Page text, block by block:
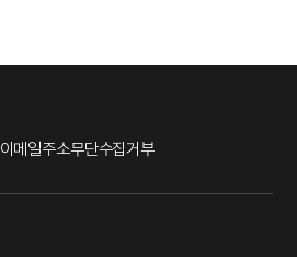
이메일주소무단수집거부